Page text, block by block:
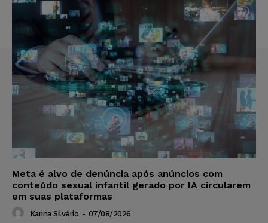
Meta é alvo de denúncia após anúncios com
conteúdo sexual infantil gerado por IA circularem
em suas plataformas
Karina Silvério - 07/08/2026